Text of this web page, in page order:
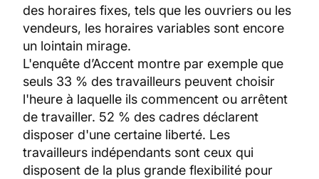
des horaires fixes, tels que les ouvriers ou les
vendeurs, les horaires variables sont encore
un lointain mirage.
L'enquête d’Accent montre par exemple que
seuls 33 % des travailleurs peuvent choisir
l'heure à laquelle ils commencent ou arrêtent
de travailler. 52 % des cadres déclarent
disposer d'une certaine liberté. Les
travailleurs indépendants sont ceux qui
disposent de la plus grande flexibilité pour